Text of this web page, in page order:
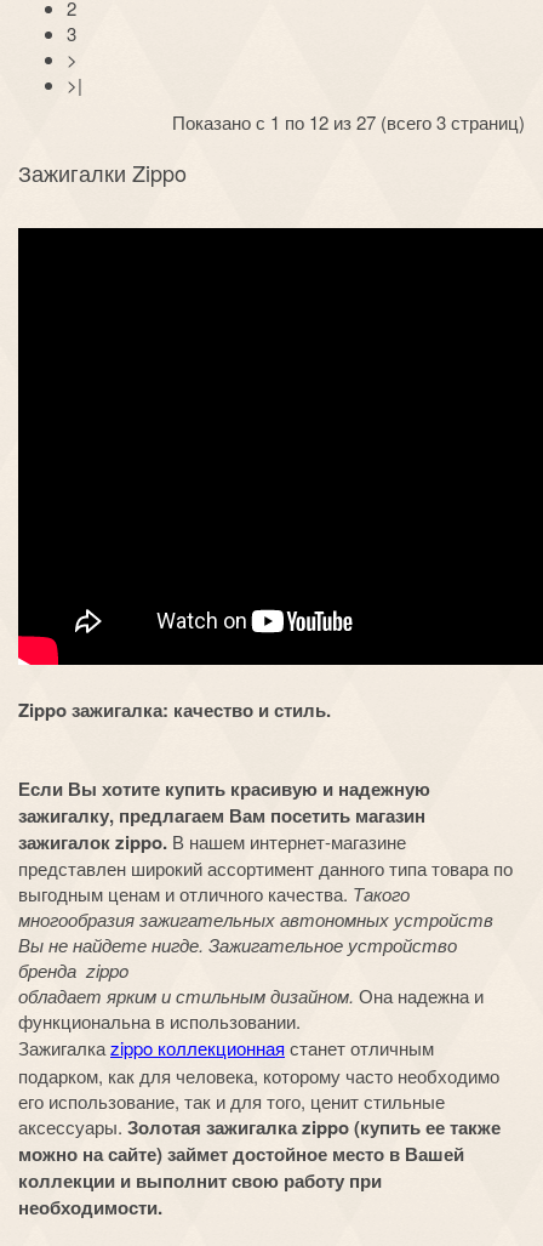
2
3
>
>|
Показано с 1 по 12 из 27 (всего 3 страниц)
Зажигалки Zippo
Zippo зажигалка: качество и стиль.
Если Вы хотите купить красивую и надежную
зажигалку, предлагаем Вам посетить магазин
зажигалок zippo. В нашем интернет-магазине
представлен широкий ассортимент данного типа товара по
выгодным ценам и отличного качества. Такого
многообразия зажигательных автономных устройств
Вы не найдете нигде. Зажигательное устройство
бренда zippo
обладает ярким и стильным дизайном. Она надежна и
функциональна в использовании.
Зажигалкаzippo коллекционная станет отличным
подарком, как для человека, которому часто необходимо
его использование, так и для того, ценит стильные
аксессуары. Золотая зажигалка zippo (купить ее также
можно на сайте) займет достойное место в Вашей
коллекции и выполнит свою работу при
необходимости.